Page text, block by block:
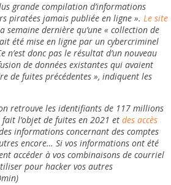
grande compilation d’informations
piratées jamais publiée en ligne ».Le site
semaine dernière qu’une « collection de
été mise en ligne par un cybercriminel
n’est donc pas le résultat d’un nouveau
de données existantes qui avaient
de fuites précédentes », indiquent les
retrouve les identifiants de 117 millions
l’objet de fuites en 2021 etdes accès
informations concernant des comptes
encore… Si vos informations ont été
accéder à vos combinaisons de courriel
pour hacker vos autres